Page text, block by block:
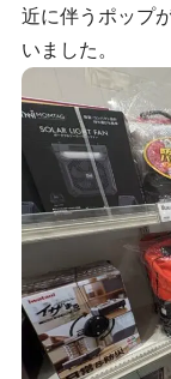
近に伴うポップ
いました。